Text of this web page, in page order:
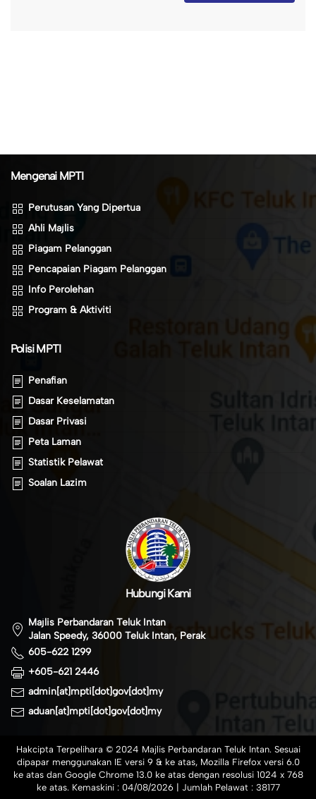
Mengenai MPTI
Perutusan Yang Dipertua
Ahli Majlis
Piagam Pelanggan
Pencapaian Piagam Pelanggan
Info Perolehan
Program & Aktiviti
Polisi MPTI
Penafian
Dasar Keselamatan
Dasar Privasi
Peta Laman
Statistik Pelawat
Soalan Lazim
Hubungi Kami
Majlis Perbandaran Teluk Intan
Jalan Speedy, 36000 Teluk Intan, Perak
605-622 1299
+605-621 2446
admin[at]mpti[dot]gov[dot]my
aduan[at]mpti[dot]gov[dot]my
Hakcipta Terpelihara © 2024 Majlis Perbandaran Teluk Intan. Sesuai
dipapar menggunakan IE versi 9 & ke atas, Mozilla Firefox versi 6.0
ke atas dan Google Chrome 13.0 ke atas dengan resolusi 1024 x 768
ke atas. Kemaskini : 04/08/2026 | Jumlah Pelawat : 38177